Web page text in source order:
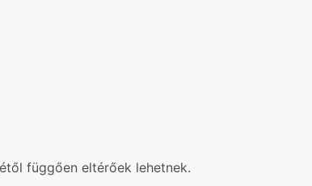
függően eltérőek lehetnek.